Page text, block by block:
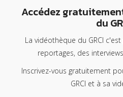
Accédez
du
La vidéothèque du GRCI
reportages, des
Inscrivez-vous gratuitement
GRCI et à sa